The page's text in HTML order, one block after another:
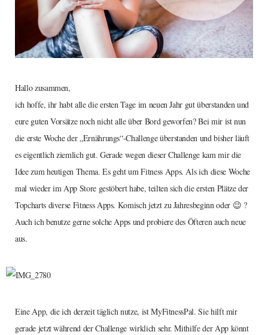
Hallo zusammen,
ich hoffe, ihr habt alle die ersten Tage im neuen Jahr gut überstanden und
eure guten Vorsätze noch nicht alle über Bord geworfen? Bei mir ist nun
die erste Woche der „Ernährungs“-Challenge überstanden und bisher läuft
es eigentlich ziemlich gut. Gerade wegen dieser Challenge kam mir die
Idee zum heutigen Thema. Es geht um Fitness Apps. Als ich diese Woche
mal wieder im App Store gestöbert habe, teilten sich die ersten Plätze der
Topcharts diverse Fitness Apps. Komisch jetzt zu Jahresbeginn oder 😉 ?
Auch ich benutze gerne solche Apps und probiere des Öfteren auch neue
aus.
Eine App, die ich derzeit täglich nutze, ist MyFitnessPal. Sie hilft mir
gerade jetzt während der Challenge wirklich sehr. Mithilfe der App könnt